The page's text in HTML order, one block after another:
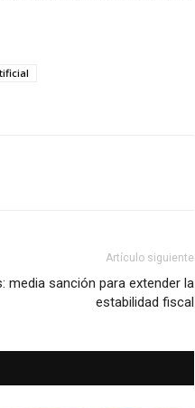
Artículo siguiente
media sanción para extender la
estabilidad fiscal